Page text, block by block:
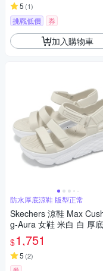
5 (1)
挑戰低價 券
加入購物車
防水厚底涼鞋 版型正常
Skechers 涼鞋 Max
g-Aura 女鞋 米白 白 厚
度 緩衝 防水 涼拖鞋
T
$1,751
5 (2)